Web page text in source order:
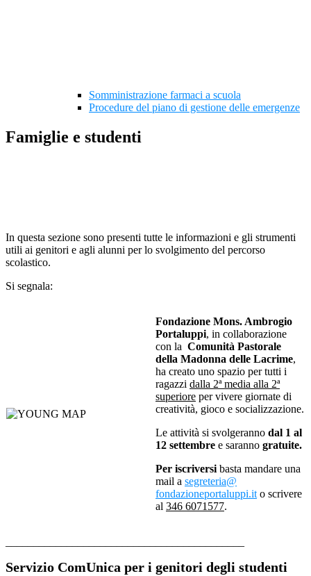
Somministrazione farmaci a scuola
Procedure del piano di gestione delle emergenze
Famiglie e studenti
In questa sezione sono presenti tutte le informazioni e gli strumenti
utili ai genitori e agli alunni per lo svolgimento del percorso
scolastico.
Si segnala:
Fondazione Mons. Ambrogio
Portaluppi, in collaborazione
con la Comunità Pastorale
della Madonna delle Lacrime,
ha creato uno spazio per tutti i
ragazzi dalla 2ª media alla 2ª
superiore per vivere giornate di
creatività, gioco e socializzazione.
Le attività si svolgeranno dal 1 al
12 settembre e saranno gratuite.
Per iscriversi basta mandare una
mail a segreteria@
fondazioneportaluppi.it o scrivere
al 346 6071577.
Servizio ComUnica per i genitori degli studenti